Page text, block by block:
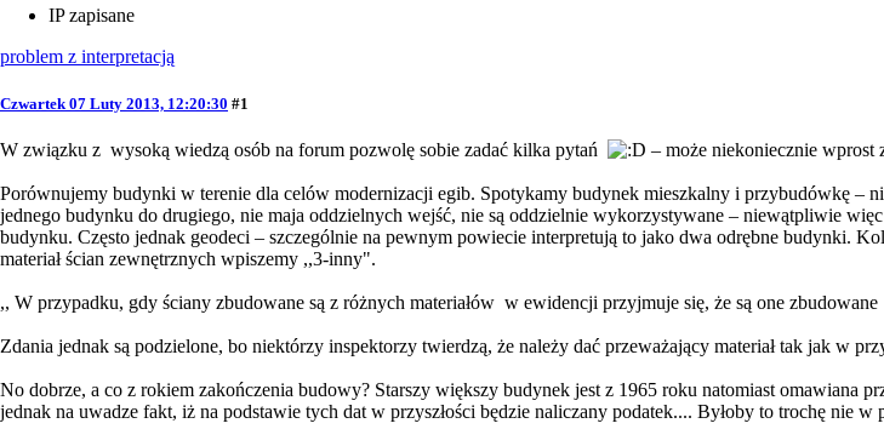
IP zapisane
problem z interpretacją
Czwartek 07 Luty 2013, 12:20:30 #1
W związku z wysoką wiedzą osób na forum pozwolę sobie zadać kilka pytań – może niekoniecznie wprost
Porównujemy budynki w terenie dla celów modernizacji egib. Spotykamy budynek mieszkalny i przybudówkę –
jednego budynku do drugiego, nie maja oddzielnych wejść, nie są oddzielnie wykorzystywane – niewątpliwie
budynku. Często jednak geodeci – szczególnie na pewnym powiecie interpretują to jako dwa odrębne budynki.
materiał ścian zewnętrznych wpiszemy ,,3-inny".
,, W przypadku, gdy ściany zbudowane są z różnych materiałów w ewidencji przyjmuje się, że są one
Zdania jednak są podzielone, bo niektórzy inspektorzy twierdzą, że należy dać przeważający materiał tak jak w
No dobrze, a co z rokiem zakończenia budowy? Starszy większy budynek jest z 1965 roku natomiast omawiana
jednak na uwadze fakt, iż na podstawie tych dat w przyszłości będzie naliczany podatek.... Byłoby to trochę nie